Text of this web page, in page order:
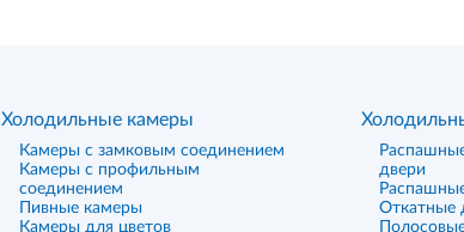
Холодильные камеры
Камеры с замковым соединением
Камеры с профильным
соединением
Пивные камеры
Камеры для цветов
двери
Откатные